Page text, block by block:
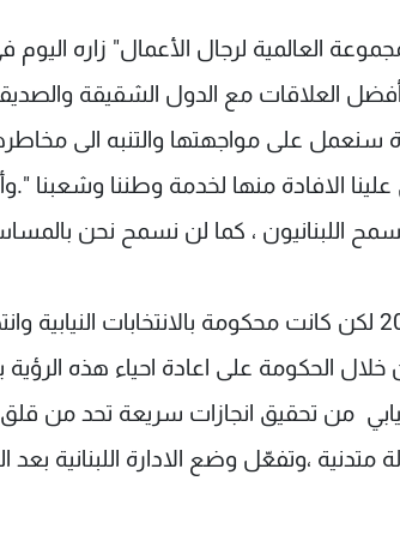
العالمية لرجال الأعمال" زاره اليوم
أفضل العلاقات مع الدول الشقيقة
سنعمل على مواجهتها والتنبه الى
الافادة منها لخدمة وطننا وشعبنا
اللبنانيون ، كما لن نسمح نحن
وقال: لدي رؤية اقتصادية سبق ان أقرتها حكومتي الاولى في 2005 لكن كانت محكومة بالانتخابات
الحكومة على اعادة احياء هذه الرؤية
من تحقيق انجازات سريعة تحد من قلق
،وتفعّل وضع الادارة اللبنانية بعد